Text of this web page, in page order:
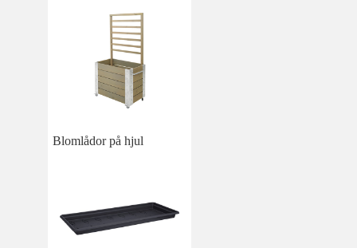
Blomlådor på hjul